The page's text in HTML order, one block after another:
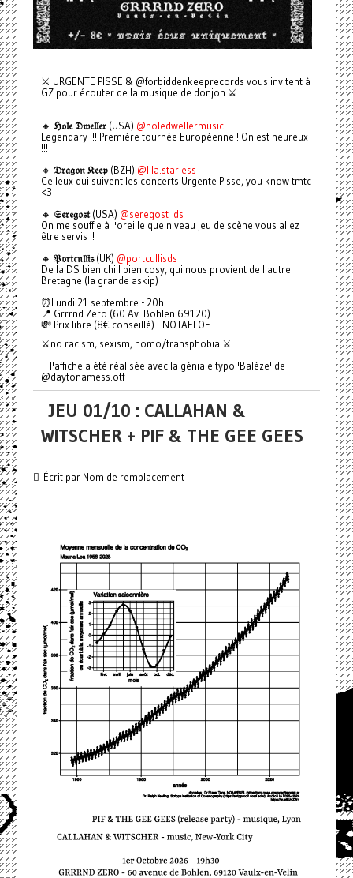
⚔️ URGENTE PISSE & @forbiddenkeeprecords vous invitent à
GZ pour écouter de la musique de donjon ⚔️
🔸 ℌ𝔬𝔩𝔢 𝔇𝔴𝔢𝔩𝔩𝔢𝔯(USA) @holedwellermusic
Legendary !!! Première tournée Européenne ! On est heureux
!!!
🔸 𝔇𝔯𝔞𝔤𝔬𝔫 𝔎𝔢𝔢𝔭(BZH) @lila.starless
Celleux qui suivent les concerts Urgente Pisse, you know tmtc
<3
🔸 𝔖𝔢𝔯𝔢𝔤𝔬𝔰𝔱(USA) @seregost_ds
On me souffle à l'oreille que niveau jeu de scène vous allez
être servis !!
🔸 𝔓𝔬𝔯𝔱𝔠𝔲𝔩𝔩𝔦𝔰(UK) @portcullisds
De la DS bien chill bien cosy, qui nous provient de l'autre
Bretagne (la grande askip)
⏰Lundi 21 septembre - 20h
📍 Grrrnd Zero (60 Av. Bohlen 69120)
💸 Prix libre (8€ conseillé) - NOTAFLOF
⚔️no racism, sexism, homo/transphobia ⚔️
-- l'affiche a été réalisée avec la géniale typo 'Balèze' de
@daytonamess.otf --
JEU 01/10 : CALLAHAN &
WITSCHER + PIF & THE GEE GEES
Écrit par Nom de remplacement